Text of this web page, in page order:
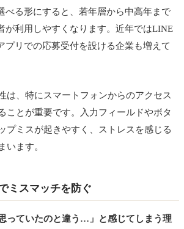
べる形にすると、若年層から中高年まで
が利用しやすくなります。近年ではLINE
プリでの応募受付を設ける企業も増えて
は、特にスマートフォンからのアクセス
ことが重要です。入力フィールドやボタ
プミスが起きやすく、ストレスを感じる
います。
ミスマッチを防ぐ
思っていたのと違う…」と感じてしまう理